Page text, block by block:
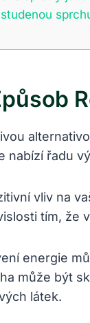
řadu
vliv na
tím,
energie
může být
látek.